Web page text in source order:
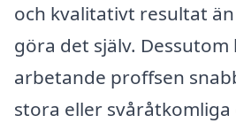
och kvalitativt resultat
göra det själv. Dessutom
arbetande proffsen
stora eller